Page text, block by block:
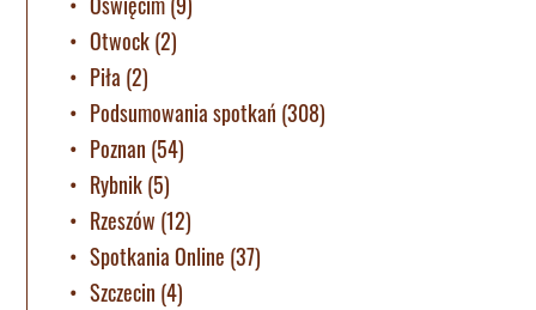
Otwock(2)
Piła (2)
Podsumowania spotkań (308)
Poznan (54)
Rybnik(5)
Rzeszów (12)
Spotkania Online (37)
Szczecin (4)